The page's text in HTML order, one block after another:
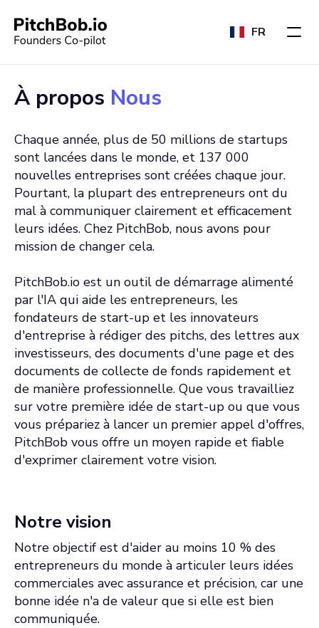
FR
À propos Nous
Chaque année, plus de 50 millions de startups
sont lancées dans le monde, et 137 000
nouvelles entreprises sont créées chaque jour.
Pourtant, la plupart des entrepreneurs ont du
mal à communiquer clairement et efficacement
leurs idées. Chez PitchBob, nous avons pour
mission de changer cela.
PitchBob.io est un outil de démarrage alimenté
par l'IA qui aide les entrepreneurs, les
fondateurs de start-up et les innovateurs
d'entreprise à rédiger des pitchs, des lettres aux
investisseurs, des documents d'une page et des
documents de collecte de fonds rapidement et
de manière professionnelle. Que vous travailliez
sur votre première idée de start-up ou que vous
vous prépariez à lancer un premier appel d'offres,
PitchBob vous offre un moyen rapide et fiable
d'exprimer clairement votre vision.
Notre vision
Notre objectif est d'aider au moins 10 % des
entrepreneurs du monde à articuler leurs idées
commerciales avec assurance et précision, car une
bonne idée n'a de valeur que si elle est bien
communiquée.